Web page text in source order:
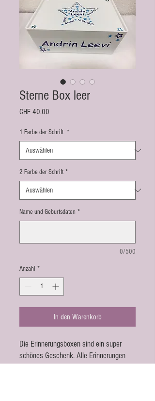
Sterne Box leer
CHF 40.00
1 Farbe der Schrift *
2 Farbe der Schrift *
Name und Geburtsdaten *
0/500
Anzahl *
In den Warenkorb
Die Erinnerungsboxen sind ein super
schönes Geschenk. Alle Erinnerungen